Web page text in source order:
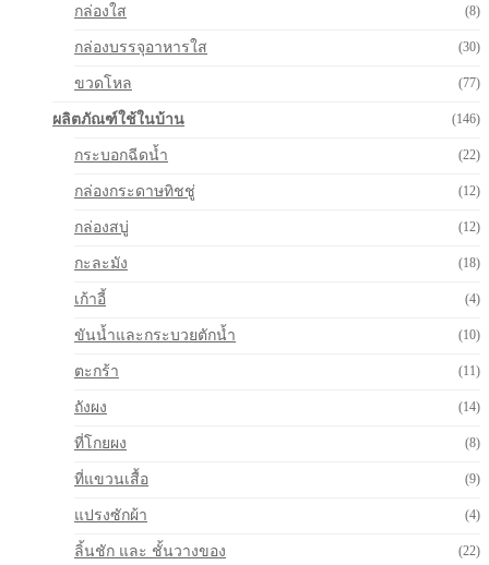
กล่องใส (8)
กล่องบรรจุอาหารใส (30)
ขวดโหล (77)
ผลิตภัณฑ์ใช้ในบ้าน (146)
กระบอกฉีดน้ำ (22)
กล่องกระดาษทิชชู่ (12)
กล่องสบู่ (12)
กะละมัง (18)
เก้าอี้ (4)
ขันน้ำและกระบวยตักน้ำ (10)
ตะกร้า (11)
ถังผง (14)
ที่โกยผง (8)
ที่แขวนเสื้อ (9)
แปรงซักผ้า (4)
ลิ้นชัก และ ชั้นวางของ (22)